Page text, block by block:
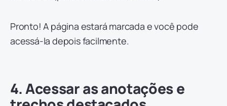
Pronto! A página estará marcada e você pode
acessá-la depois facilmente.
4. Acessar as anotações e